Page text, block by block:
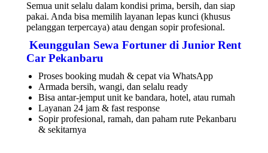
Semua unit selalu dalam kondisi prima, bersih, dan siap
pakai. Anda bisa memilih layanan lepas kunci (khusus
pelanggan terpercaya) atau dengan sopir profesional.
Keunggulan Sewa Fortuner di Junior Rent
Car Pekanbaru
Proses booking mudah & cepat via WhatsApp
Armada bersih, wangi, dan selalu ready
Bisa antar-jemput unit ke bandara, hotel, atau rumah
Layanan 24 jam & fast response
Sopir profesional, ramah, dan paham rute Pekanbaru
& sekitarnya